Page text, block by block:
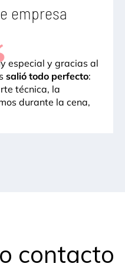
empresa
especial y gracias al
salió todo perfecto:
técnica, la
durante la cena,
contacto